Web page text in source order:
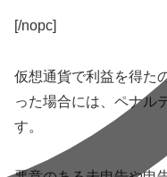
[/nopc]
仮想通貨で利益を得た
った場合には、ペナル
す。